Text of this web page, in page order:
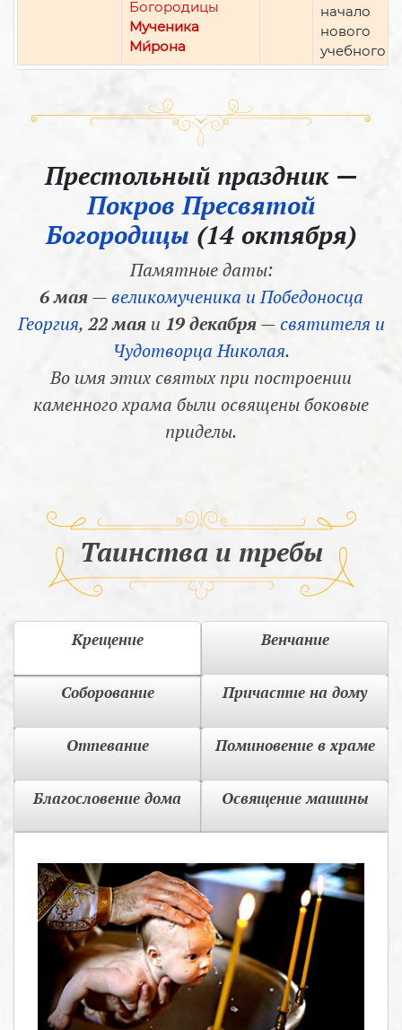
Богородицы
Мученика
Ми́рона
начало
нового
учебного
Престольный праздник —
Покров Пресвятой
Богородицы (14 октября)
Памятные даты:
6 мая—великомученика и Победоносца
Георгия, 22 маяи 19 декабря—святителя и
Чудотворца Николая.
Во имя этих святых при построении
каменного храма были освящены боковые
приделы.
Таинства и требы
Крещение Венчание
Соборование Причастие на дому
Отпевание Поминовение в храме
Благословение дома Освящение машины